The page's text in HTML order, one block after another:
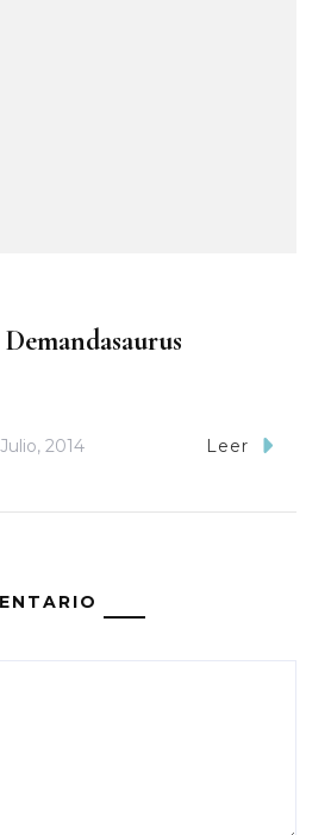
2014 Leer